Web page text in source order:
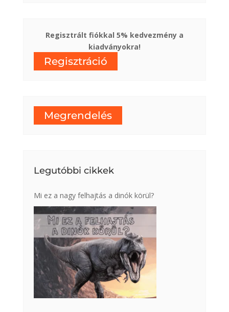
Regisztrált fiókkal 5% kedvezmény a
kiadványokra!
Regisztráció
Megrendelés
Legutóbbi cikkek
Mi ez a nagy felhajtás a dinók körül?